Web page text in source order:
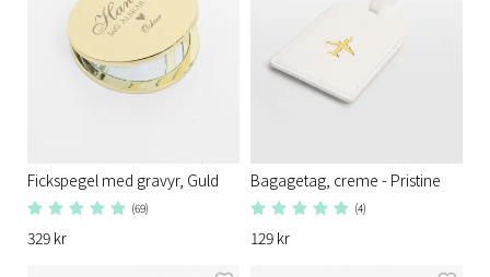
Fickspegel med gravyr, Guld
(69)
329 kr
Bagagetag, creme - Pristine
(4)
129 kr